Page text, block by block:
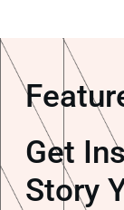
Get
Story